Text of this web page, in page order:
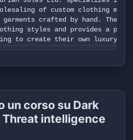
of custom clothing
garments crafted by hand. The
styles and provides a
to create their own luxury
phones and so on),
customer info
un corso su Dark
Threat intelligence